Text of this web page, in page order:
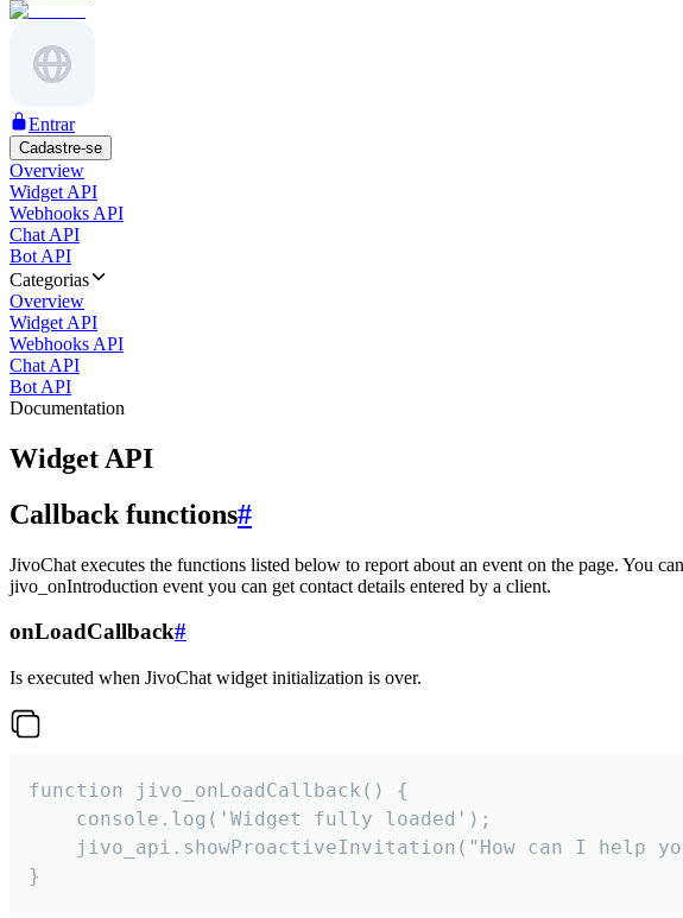
Entrar
Cadastre-se
Overview
Widget API
Webhooks API
Chat API
Bot API
Categorias
Overview
Widget API
Webhooks API
Chat API
Bot API
Documentation
Widget API
Callback functions#
JivoChat executes the functions listed below to report about an event on the page. You
jivo_onIntroduction event you can get contact details entered by a client.
onLoadCallback#
Is executed when JivoChat widget initialization is over.
function jivo_onLoadCallback() {
    console.log('Widget fully loaded');
jivo_api.showProactiveInvitation("How can I help
}